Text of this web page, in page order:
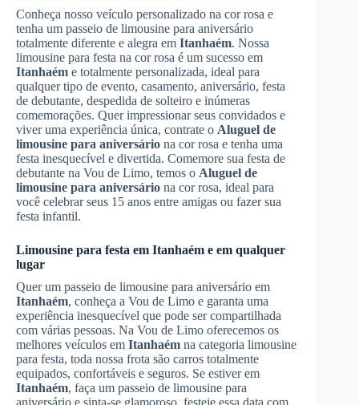
Conheça nosso veículo personalizado na cor rosa e
tenha um passeio de limousine para aniversário
totalmente diferente e alegra em Itanhaém. Nossa
limousine para festa na cor rosa é um sucesso em
Itanhaém e totalmente personalizada, ideal para
qualquer tipo de evento, casamento, aniversário, festa
de debutante, despedida de solteiro e inúmeras
comemorações. Quer impressionar seus convidados e
viver uma experiência única, contrate o Aluguel de
limousine para aniversário na cor rosa e tenha uma
festa inesquecível e divertida. Comemore sua festa de
debutante na Vou de Limo, temos o Aluguel de
limousine para aniversário na cor rosa, ideal para
você celebrar seus 15 anos entre amigas ou fazer sua
festa infantil.
Limousine para festa em Itanhaém e em qualquer
lugar
Quer um passeio de limousine para aniversário em
Itanhaém, conheça a Vou de Limo e garanta uma
experiência inesquecível que pode ser compartilhada
com várias pessoas. Na Vou de Limo oferecemos os
melhores veículos em Itanhaém na categoria limousine
para festa, toda nossa frota são carros totalmente
equipados, confortáveis e seguros. Se estiver em
Itanhaém, faça um passeio de limousine para